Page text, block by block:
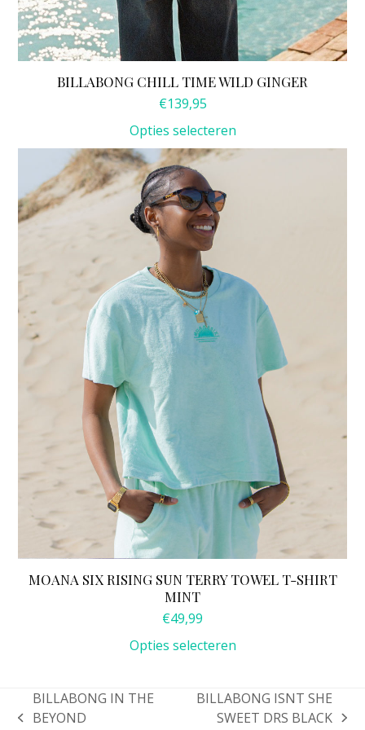
BILLABONG CHILL TIME WILD GINGER
€139,95
Opties selecteren
MOANA SIX RISING SUN TERRY TOWEL T-SHIRT
MINT
€49,99
Opties selecteren
product
heeft
meerdere
optie
kan
gekozen
worden
op
productpagina
previous
BILLABONG IN THE
BEYOND
BILLABONG ISNT SHE
SWEET DRS BLACK